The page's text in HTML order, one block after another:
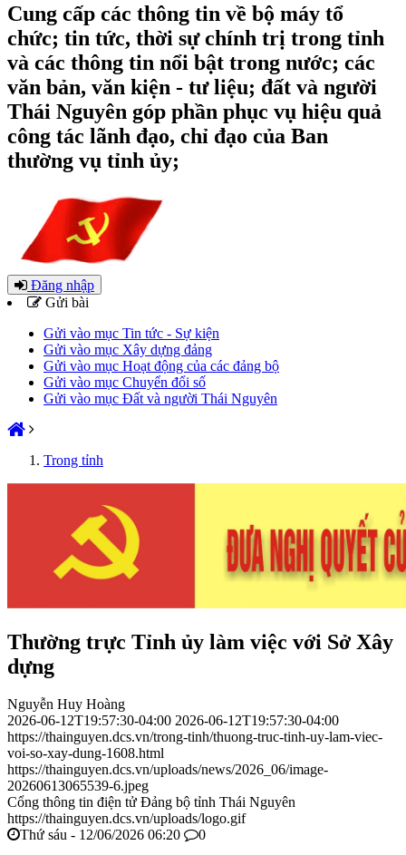
Cung cấp các thông tin về bộ máy tổ
chức; tin tức, thời sự chính trị trong tỉnh
và các thông tin nổi bật trong nước; các
văn bản, văn kiện - tư liệu; đất và người
Thái Nguyên góp phần phục vụ hiệu quả
công tác lãnh đạo, chỉ đạo của Ban
thường vụ tỉnh ủy;
Đăng nhập
Gửi bài
Gửi vào mục Tin tức - Sự kiện
Gửi vào mục Xây dựng đảng
Gửi vào mục Hoạt động của các đảng bộ
Gửi vào mục Chuyển đổi số
Gửi vào mục Đất và người Thái Nguyên
Trong tỉnh
Thường trực Tỉnh ủy làm việc với Sở Xây
dựng
Nguyễn Huy Hoàng
2026-06-12T19:57:30-04:00 2026-06-12T19:57:30-04:00
https://thainguyen.dcs.vn/trong-tinh/thuong-truc-tinh-uy-lam-viec-
voi-so-xay-dung-1608.html
https://thainguyen.dcs.vn/uploads/news/2026_06/image-
20260613065539-6.jpeg
Cổng thông tin điện tử Đảng bộ tỉnh Thái Nguyên
https://thainguyen.dcs.vn/uploads/logo.gif
Thứ sáu - 12/06/2026 06:20
0